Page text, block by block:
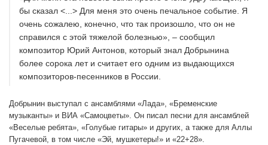
бы сказал <...> Для меня это очень печальное событие. Я
очень сожалею, конечно, что так произошло, что он не
справился с этой тяжелой болезнью», – сообщил
композитор Юрий Антонов, который знал Добрынина
более сорока лет и считает его одним из выдающихся
композиторов-песенников в России.
Добрынин выступал с ансамблями «Лада», «Бременские
музыканты» и ВИА «Самоцветы». Он писал песни для ансамблей
«Веселые ребята», «Голубые гитары» и других, а также для Аллы
Пугачевой, в том числе «Эй, мушкетеры!» и «22+28».